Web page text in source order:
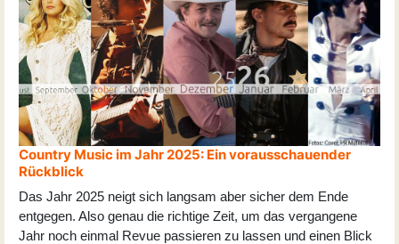
Country Music im Jahr 2025: Ein vorausschauender
Rückblick
Das Jahr 2025 neigt sich langsam aber sicher dem Ende
entgegen. Also genau die richtige Zeit, um das vergangene
Jahr noch einmal Revue passieren zu lassen und einen Blick